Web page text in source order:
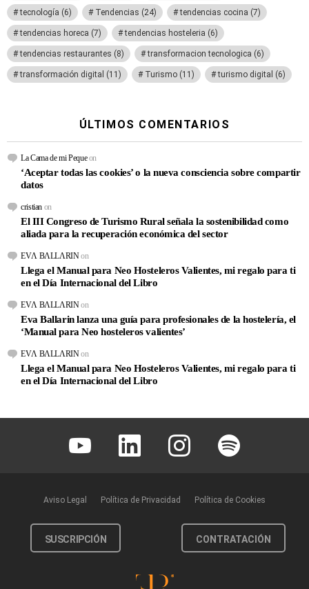
tecnología (6) Tendencias (24) tendencias cocina (7)
tendencias horeca (7) tendencias hosteleria (6)
tendencias restaurantes (8) transformacion tecnologica (6)
transformación digital (11) Turismo (11) turismo digital (6)
ÚLTIMOS COMENTARIOS
La Cama de mi Pequeon
‘Aceptar todas las cookies’ o la nueva consciencia sobre compartir
datos
cristian on
El III Congreso de Turismo Rural señala la sostenibilidad como
aliada para la recuperación económica del sector
EVΛ BΛLLΛRINon
Llega el Manual para Neo Hosteleros Valientes, mi regalo para ti
en el Día Internacional del Libro
EVΛ BΛLLΛRINon
Eva Ballarin lanza una guía para profesionales de la hostelería, el
‘Manual para Neo hosteleros valientes’
EVΛ BΛLLΛRINon
Llega el Manual para Neo Hosteleros Valientes, mi regalo para ti
en el Día Internacional del Libro
Youtube Linkedin Instagram Spotify
Aviso Legal Política de Privacidad Política de Cookies
SUSCRIPCIÓN CONTRATACIÓN